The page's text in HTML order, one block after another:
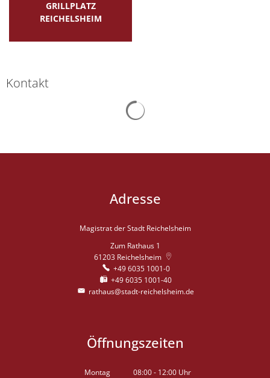
GRILLPLATZ
REICHELSHEIM
Kontakt
Adresse
Magistrat der Stadt Reichelsheim
Zum Rathaus 1
61203 Reichelsheim
+49 6035 1001-0
+49 6035 1001-40
rathaus@stadt-reichelsheim.de
Öffnungszeiten
Montag 08:00- 12:00 Uhr